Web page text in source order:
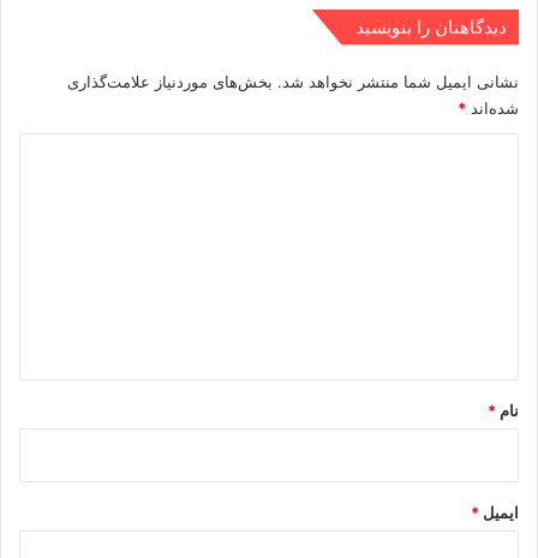
دیدگاهتان را بنویسید
نشانی ایمیل شما منتشر نخواهد شد. بخش‌های موردنیاز علامت‌گذاری
شده‌اند *
نام *
ایمیل *